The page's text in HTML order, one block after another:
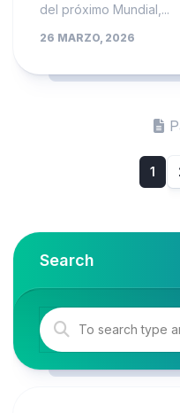
del próximo Mundial,...
26 MARZO, 2026
1
Search